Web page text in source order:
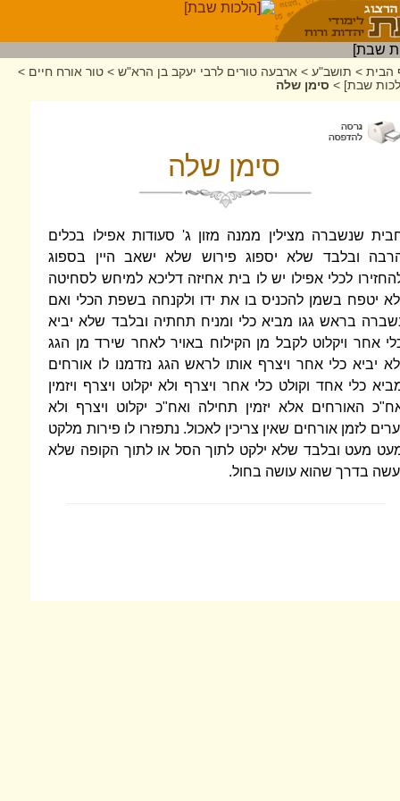
הבית > תושב"ע > ארבעה טורים לרבי יעקב בן הרא"ש > טור אורח חיים >
שבת] > סימן שלה
סימן שלה
שנשברה מצילין ממנה מזון ג' סעודות אפילו בכלים
ובלבד שלא יספוג פירוש שלא ישאב היין בספוג
לכלי אפילו יש לו בית אחיזה דליכא למיחש לסחיטה
יטפח בשמן להכניס בו את ידו ולקנחה בשפת הכלי ואם
בראש גגו מביא כלי ומניח תחתיה ובלבד שלא יביא
אחר ויקלוט לקבל מן הקילוח באויר לאחר שירד מן הגג
יביא כלי אחר ויצרף אותו לראש הגג נזדמנו לו אורחים
כלי אחד וקולט כלי אחר ויצרף ולא יקלוט ויצרף ויזמין
האורחים אלא יזמין תחילה ואח"כ יקלוט ויצרף ולא
לזמן אורחים שאין צריכין לאכול. נתפזרו לו פירות מלקט
מעט ובלבד שלא ילקט לתוך הסל או לתוך הקופה שלא
בדרך שהוא עושה בחול.